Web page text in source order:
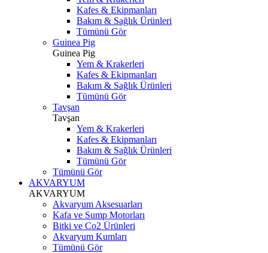
Kafes & Ekipmanları
Bakım & Sağlık Ürünleri
Tümünü Gör
Guinea Pig
Guinea Pig
Yem & Krakerleri
Kafes & Ekipmanları
Bakım & Sağlık Ürünleri
Tümünü Gör
Tavşan
Tavşan
Yem & Krakerleri
Kafes & Ekipmanları
Bakım & Sağlık Ürünleri
Tümünü Gör
Tümünü Gör
AKVARYUM
AKVARYUM
Akvaryum Aksesuarları
Kafa ve Sump Motorları
Bitki ve Co2 Ürünleri
Akvaryum Kumları
Tümünü Gör